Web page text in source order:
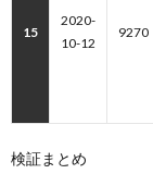
15
2020-
10-12
9270
検証まとめ